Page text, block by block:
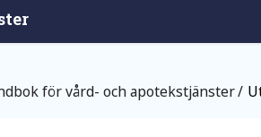
för vård- och apotekstjänster